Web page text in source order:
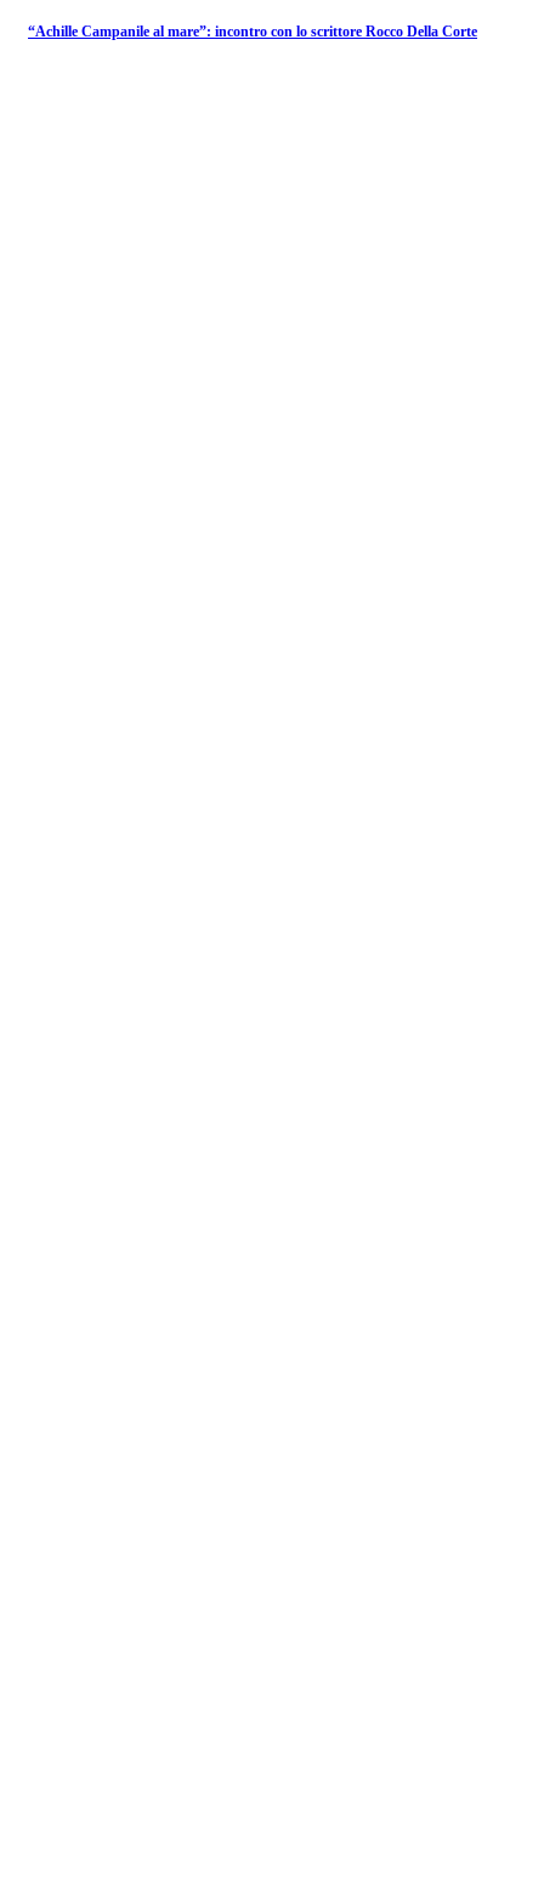
“Achille Campanile al mare”: incontro con lo scrittore Rocco Della Corte